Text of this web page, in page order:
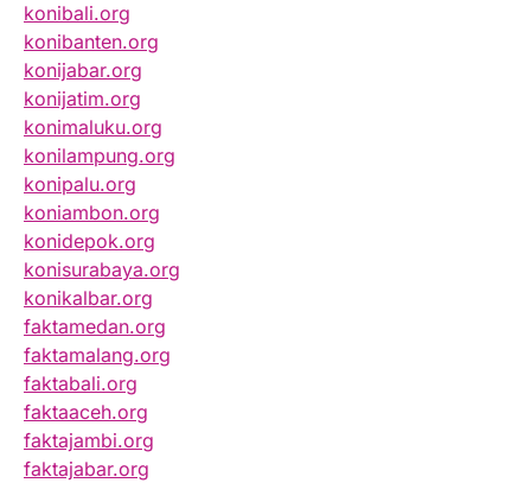
konibali.org
konibanten.org
konijabar.org
konijatim.org
konimaluku.org
konilampung.org
konipalu.org
koniambon.org
konidepok.org
konisurabaya.org
konikalbar.org
faktamedan.org
faktamalang.org
faktabali.org
faktaaceh.org
faktajambi.org
faktajabar.org